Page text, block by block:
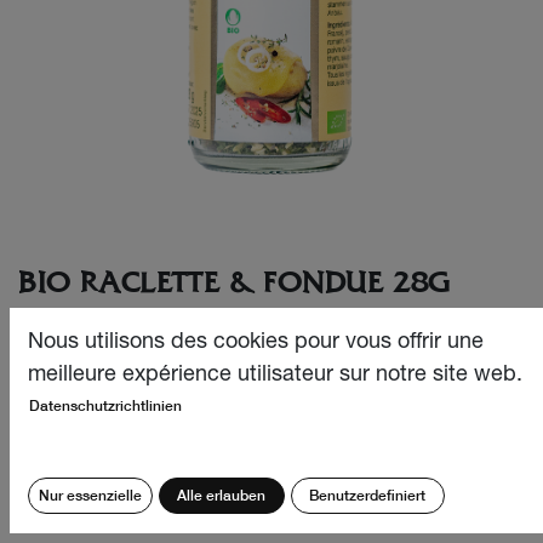
BIO RACLETTE & FONDUE 28G
Il fait chaud autour du gril à raclette, dans les petites
poêles le fromage à raclette coule lentement tandis que,
sur l’assiette, s’empilent pommes de terre et
une apparence qui met en appétit.
Nous utilisons des cookies pour vous offrir une
meilleure expérience utilisateur sur notre site web.
Datenschutzrichtlinien
Nur essenzielle Alle erlauben Benutzerdefiniert